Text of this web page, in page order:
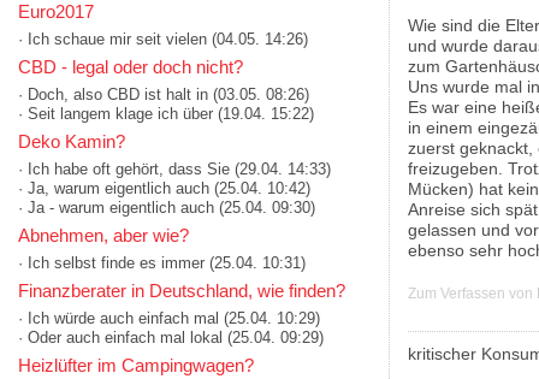
Euro2017
· Ich schaue mir seit vielen (04.05. 14:26)
CBD - legal oder doch nicht?
· Doch, also CBD ist halt in (03.05. 08:26)
· Seit langem klage ich über (19.04. 15:22)
Deko Kamin?
· Ich habe oft gehört, dass Sie (29.04. 14:33)
· Ja, warum eigentlich auch (25.04. 10:42)
· Ja - warum eigentlich auch (25.04. 09:30)
Abnehmen, aber wie?
· Ich selbst finde es immer (25.04. 10:31)
Finanzberater in Deutschland, wie finden?
· Ich würde auch einfach mal (25.04. 10:29)
· Oder auch einfach mal lokal (25.04. 09:29)
Heizlüfter im Campingwagen?
Wie sind die
und wurde
zum
Uns wurde mal
Es war eine
in einem
zuerst geknackt,
freizugeben.
Mücken) hat
Anreise sich
gelassen und
ebenso sehr
Zum Verfassen
kritischer